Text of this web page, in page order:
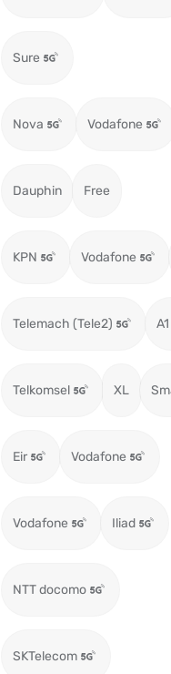
Sure
Nova Vodafone
Dauphin Free
KPN Vodafone
Telemach (Tele2) A1
Telkomsel XL
Eir Vodafone
Vodafone Iliad
NTT docomo
SKTelecom